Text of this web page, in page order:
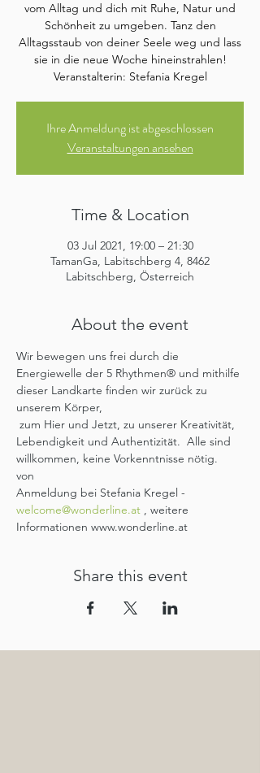
vom Alltag und dich mit Ruhe, Natur und
Schönheit zu umgeben. Tanz den
Alltagsstaub von deiner Seele weg und lass
sie in die neue Woche hineinstrahlen!
Veranstalterin: Stefania Kregel
Ihre Anmeldung ist abgeschlossen
Veranstaltungen ansehen
Time & Location
03 Jul 2021, 19:00 – 21:30
TamanGa, Labitschberg 4, 8462
Labitschberg, Österreich
About the event
Wir bewegen uns frei durch die
Energiewelle der 5 Rhythmen® und mithilfe
dieser Landkarte finden wir zurück zu
unserem Körper,
Lebendigkeit und Authentizität.  Alle sind
willkommen, keine Vorkenntnisse nötig.
von
Anmeldung bei Stefania Kregel -
welcome@wonderline.at , weitere
Informationen www.wonderline.at
Share this event